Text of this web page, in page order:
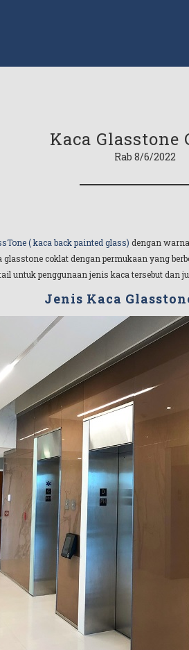
Kaca Glasstone
Rab 8/6/2022
( kaca back painted glass) dengan
coklat dengan permukaan yang
untuk penggunaan jenis kaca tersebut
Jenis Kaca